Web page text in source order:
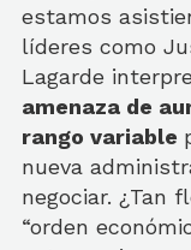
estamos
líderes como
Lagarde
amenaza de
rango variable
nueva
negociar. ¿Tan
“orden